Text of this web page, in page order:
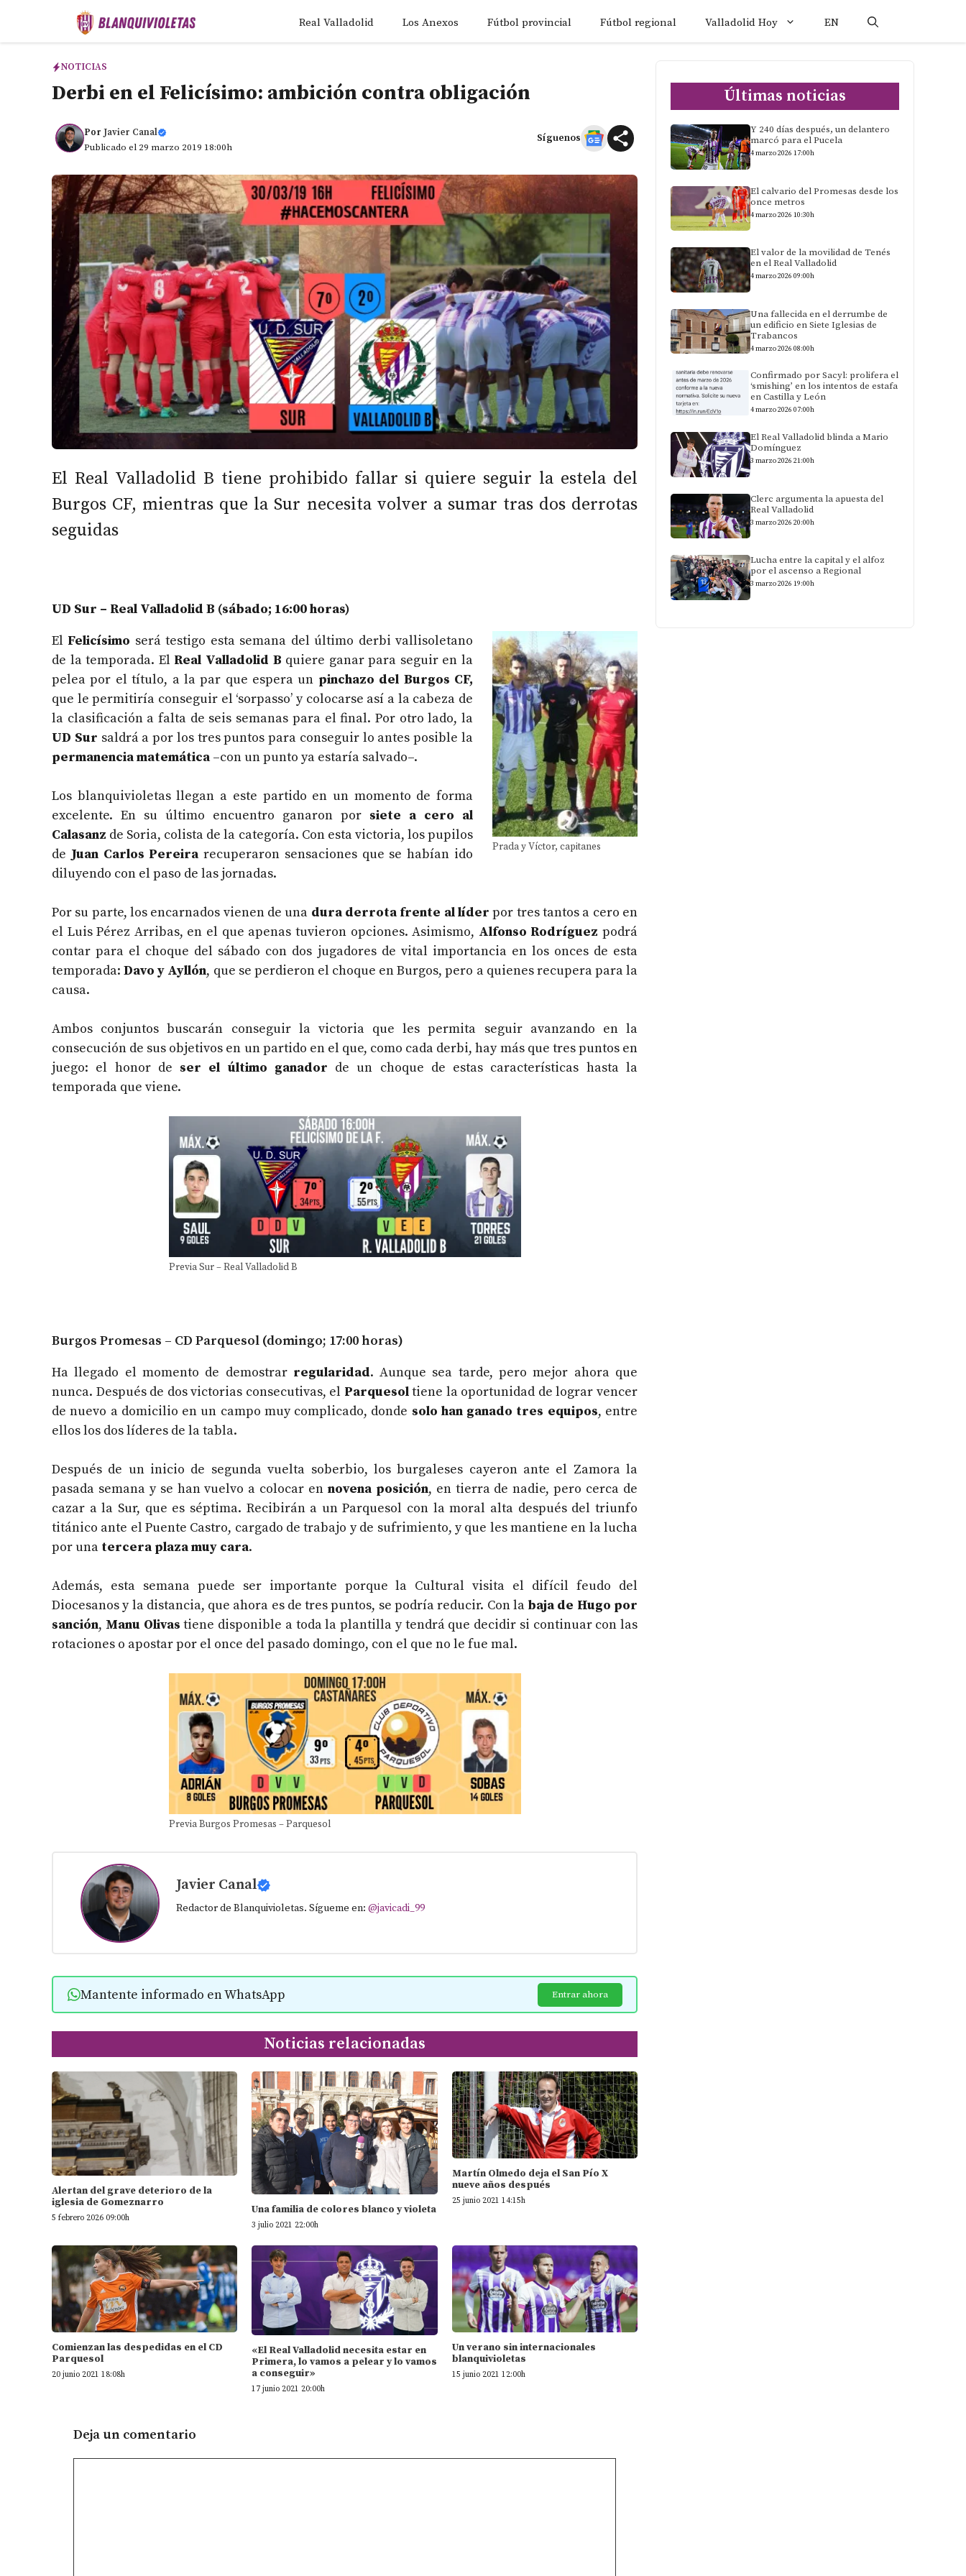
Real Valladolid Los Anexos Fútbol provincial Fútbol regional Valladolid Hoy EN
NOTICIAS
Derbi en el Felicísimo: ambición contra obligación
Por Javier Canal
Publicado el 29 marzo 2019 18:00h
Síguenos
El Real Valladolid B tiene prohibido fallar si quiere seguir la estela del
Burgos CF, mientras que la Sur necesita volver a sumar tras dos derrotas
seguidas
UD Sur – Real Valladolid B (sábado; 16:00 horas)
Prada y Víctor, capitanes
El Felicísimo será testigo esta semana del último derbi vallisoletano
de la temporada. El Real Valladolid B quiere ganar para seguir en la
pelea por el título, a la par que espera un pinchazo del Burgos CF,
que le permitiría conseguir el ‘sorpasso’ y colocarse así a la cabeza de
la clasificación a falta de seis semanas para el final. Por otro lado, la
UD Sur saldrá a por los tres puntos para conseguir lo antes posible la
permanencia matemática –con un punto ya estaría salvado–.
Los blanquivioletas llegan a este partido en un momento de forma
excelente. En su último encuentro ganaron por siete a cero al
Calasanz de Soria, colista de la categoría. Con esta victoria, los pupilos
de Juan Carlos Pereira recuperaron sensaciones que se habían ido
diluyendo con el paso de las jornadas.
Por su parte, los encarnados vienen de una dura derrota frente al líder por tres tantos a cero en
el Luis Pérez Arribas, en el que apenas tuvieron opciones. Asimismo, Alfonso Rodríguez podrá
contar para el choque del sábado con dos jugadores de vital importancia en los onces de esta
temporada:Davo y Ayllón, que se perdieron el choque en Burgos, pero a quienes recupera para la
causa.
Ambos conjuntos buscarán conseguir la victoria que les permita seguir avanzando en la
consecución de sus objetivos en un partido en el que, como cada derbi, hay más que tres puntos en
juego: el honor de ser el último ganador de un choque de estas características hasta la
temporada que viene.
Previa Sur – Real Valladolid B
Burgos Promesas – CD Parquesol (domingo; 17:00 horas)
Ha llegado el momento de demostrar regularidad. Aunque sea tarde, pero mejor ahora que
nunca. Después de dos victorias consecutivas, el Parquesoltiene la oportunidad de lograr vencer
de nuevo a domicilio en un campo muy complicado, donde solo han ganado tres equipos, entre
ellos los dos líderes de la tabla.
Después de un inicio de segunda vuelta soberbio, los burgaleses cayeron ante el Zamora la
pasada semana y se han vuelvo a colocar en novena posición, en tierra de nadie, pero cerca de
cazar a la Sur, que es séptima. Recibirán a un Parquesol con la moral alta después del triunfo
titánico ante el Puente Castro, cargado de trabajo y de sufrimiento, y que les mantiene en la lucha
por una tercera plaza muy cara.
Además, esta semana puede ser importante porque la Cultural visita el difícil feudo del
Diocesanos y la distancia, que ahora es de tres puntos, se podría reducir. Con la baja de Hugo por
sanción, Manu Olivas tiene disponible a toda la plantilla y tendrá que decidir si continuar con las
rotaciones o apostar por el once del pasado domingo, con el que no le fue mal.
Previa Burgos Promesas – Parquesol
Javier Canal
Redactor de Blanquivioletas. Sígueme en: @javicadi_99
Mantente informado en WhatsApp Entrar ahora
Noticias relacionadas
Alertan del grave deterioro de la
iglesia de Gomeznarro
5 febrero 2026 09:00h
Una familia de colores blanco y violeta
3 julio 2021 22:00h
Martín Olmedo deja el San Pío X
nueve años después
25 junio 2021 14:15h
Comienzan las despedidas en el CD
Parquesol
20 junio 2021 18:08h
«El Real Valladolid necesita estar en
Primera, lo vamos a pelear y lo vamos
a conseguir»
17 junio 2021 20:00h
Un verano sin internacionales
blanquivioletas
15 junio 2021 12:00h
Deja un comentario
Últimas noticias
Y 240 días después, un delantero
marcó para el Pucela
4 marzo 2026 17:00h
El calvario del Promesas desde los
once metros
4 marzo 2026 10:30h
El valor de la movilidad de Tenés
en el Real Valladolid
4 marzo 2026 09:00h
Una fallecida en el derrumbe de
un edificio en Siete Iglesias de
Trabancos
4 marzo 2026 08:00h
Confirmado por Sacyl: prolifera el
‘smishing’ en los intentos de estafa
en Castilla y León
4 marzo 2026 07:00h
El Real Valladolid blinda a Mario
Domínguez
3 marzo 2026 21:00h
Clerc argumenta la apuesta del
Real Valladolid
3 marzo 2026 20:00h
Lucha entre la capital y el alfoz
por el ascenso a Regional
3 marzo 2026 19:00h